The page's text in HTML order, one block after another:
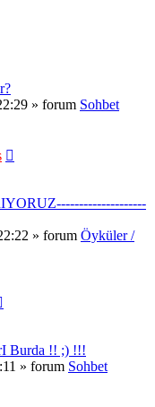
» forum Sohbet
» forum Öyküler /
Burda !! ;) !!!
» forum Sohbet